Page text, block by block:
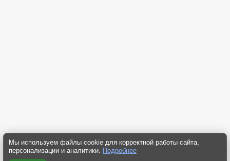
Мы используем файлы cookie для корректной работы сайта,
персонализации и аналитики. Подробнее